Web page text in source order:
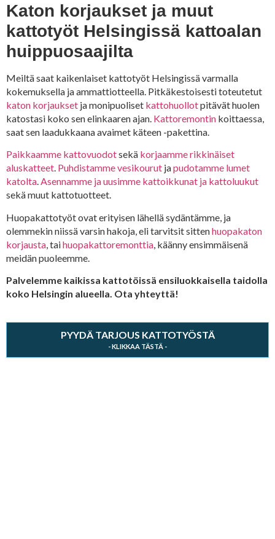
Katon korjaukset ja muut
kattotyöt Helsingissä kattoalan
huippuosaajilta
Meiltä saat kaikenlaiset kattotyöt Helsingissä varmalla
kokemuksella ja ammattiotteella. Pitkäkestoisesti toteutetut
katon korjaukset ja monipuoliset kattohuollotpitävät huolen
katostasi koko sen elinkaaren ajan. Kattoremontin koittaessa,
saat sen laadukkaana avaimet käteen -pakettina.
Paikkaamme kattovuodotsekä korjaamme rikkinäiset
aluskatteet. Puhdistamme vesikourut japudotamme lumet
katolta.Asennamme ja uusimme kattoikkunat ja kattoluukut
sekä muut kattotuotteet.
Huopakattotyöt ovat erityisen lähellä sydäntämme, ja
olemmekin niissä varsin hakoja, eli tarvitsit sittenhuopakaton
korjausta , taihuopakattoremonttia , käänny ensimmäisenä
meidän puoleemme.
Palvelemme kaikissa kattotöissä ensiluokkaisella taidolla
koko Helsingin alueella. Ota yhteyttä!
PYYDÄ TARJOUS KATTOTYÖSTÄ